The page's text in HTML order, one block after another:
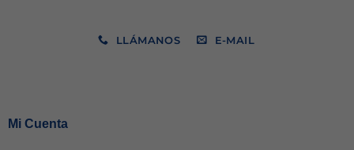
LLÁMANOS E-MAIL
Mi Cuenta